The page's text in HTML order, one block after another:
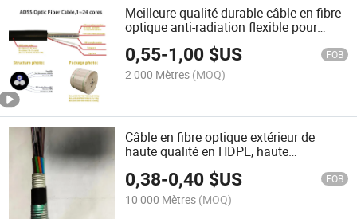
Meilleure qualité durable câble en fibre
optique anti-radiation flexible pour
communications aériennes
0,55-1,00 $US FOB
2 000 Mètres (MOQ)
Câble en fibre optique extérieur de
haute qualité en HDPE, haute
une utilisation dans des
environnements difficiles
0,38-0,40 $US FOB
10 000 Mètres (MOQ)